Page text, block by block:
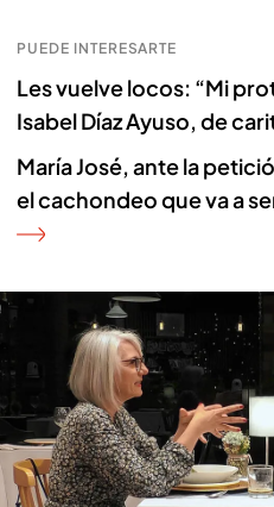
PUEDE INTERESARTE
Les vuelve locos: “Mi
Isabel Díaz Ayuso, de
María José, ante la
el cachondeo que va a